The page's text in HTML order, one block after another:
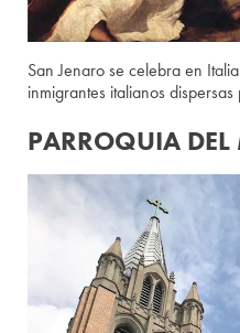
San Jenaro se celebra en
inmigrantes italianos
PARROQUIA DEL